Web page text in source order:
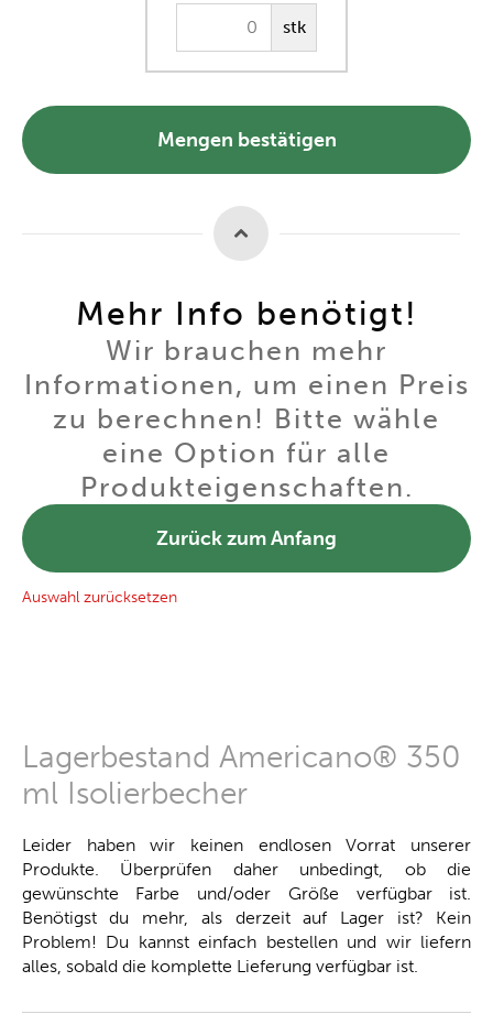
stk
Mengen bestätigen
Mehr Info benötigt!
Wir brauchen mehr
Informationen, um einen Preis
zu berechnen! Bitte wähle
eine Option für alle
Produkteigenschaften.
Zurück zum Anfang
Auswahl zurücksetzen
Lagerbestand Americano® 350
ml Isolierbecher
Leider haben wir keinen endlosen Vorrat unserer
Produkte. Überprüfen daher unbedingt, ob die
gewünschte Farbe und/oder Größe verfügbar ist.
Benötigst du mehr, als derzeit auf Lager ist? Kein
Problem! Du kannst einfach bestellen und wir liefern
alles, sobald die komplette Lieferung verfügbar ist.